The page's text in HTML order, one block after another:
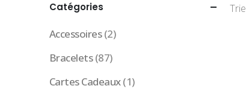
Catégories
Accessoires (2)
Bracelets(87)
Cartes Cadeaux(1)